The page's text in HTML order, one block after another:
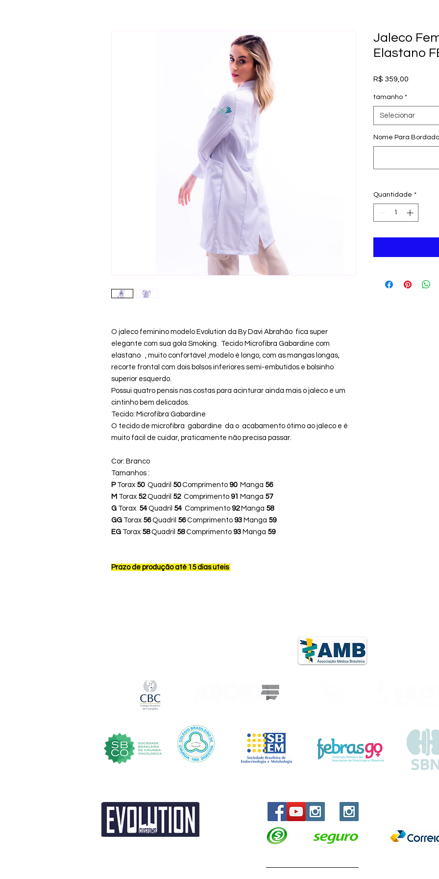
O jaleco feminino modelo Evolution da By Davi Abrahão fica super
elegante com sua gola Smoking. Tecido Microfibra Gabardine com
elastano , muito confortável ,modelo é longo, com as mangas longas,
recorte frontal com dois bolsos inferiores semi-embutidos e bolsinho
superior esquerdo.
Possui quatro pensis nas costas para acinturar ainda mais o jaleco e um
cintinho bem delicados.
Tecido: Microfibra Gabardine
O tecido de microfibra gabardine da o acabamento ótimo ao jaleco e é
muito fácil de cuidar, praticamente não precisa passar.
Cor: Branco
Tamanhos :
PTorax 50Quadril 50Comprimento 90Manga 56
M Torax 52Quadril 52Comprimento 91 Manga 57
G Torax 54 Quadril 54 Comprimento 92Manga 58
GG Torax 56Quadril 56Comprimento 93 Manga 59
EG Torax 58Quadril 58Comprimento 93 Manga 59
Prazo de produção até 15 dias uteis
Jaleco
Elastano
R$ 359,00
tamanho *
Selecionar
Nome Para
Quantidade *